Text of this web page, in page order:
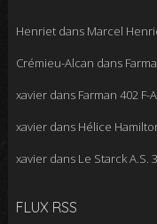
Henrietdans Marcel
Crémieu-Alcan dans
xavierdans Farman 402 F-
xavierdans Hélice
xavierdans Le Starck A.S.
FLUX RSS